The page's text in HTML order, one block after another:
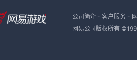
公司简介- 客户服务-
网易公司版权所有